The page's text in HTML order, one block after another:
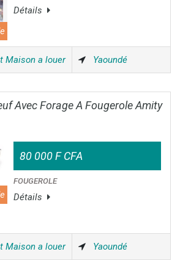
Détails
Maison a louer Yaoundé
Avec Forage A Fougerole Amity
80 000 F CFA
FOUGEROLE
Détails
Maison a louer Yaoundé